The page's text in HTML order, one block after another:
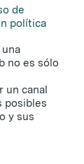
de
política
no es sólo
un canal
posibles
y sus